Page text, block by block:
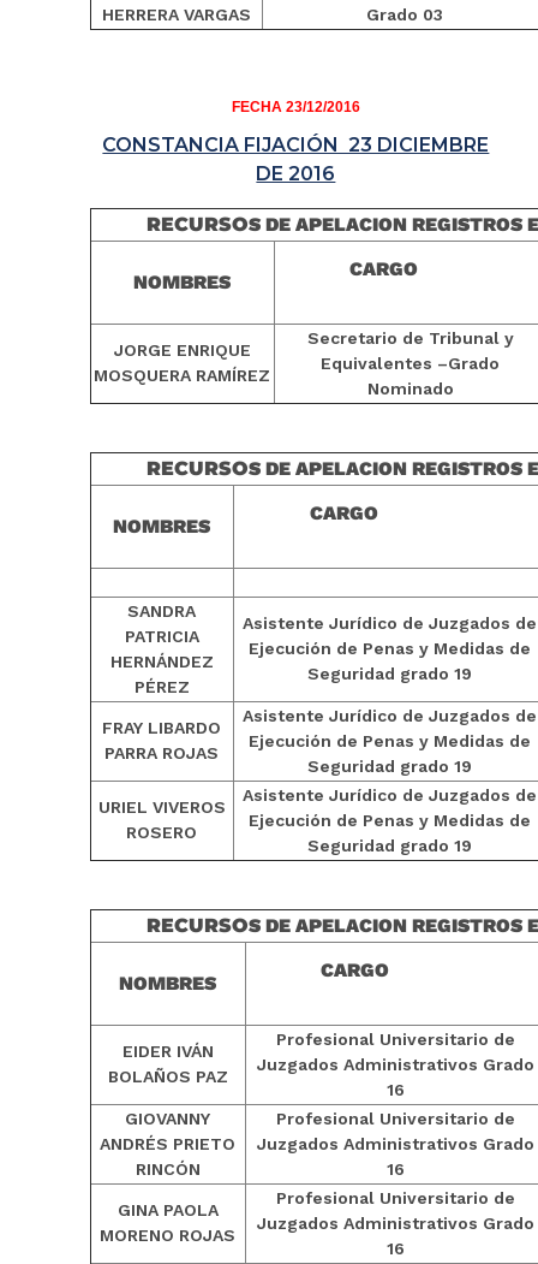
HERRERA VARGAS
Grado 03
FECHA 23/12/2016
CONSTANCIA FIJACIÓN 23 DICIEMBRE
DE 2016
RECURSOS DE APELACION REGISTROS
NOMBRES
CARGO
JORGE ENRIQUE
MOSQUERA RAMÍREZ
Secretario de Tribunal y
Equivalentes –Grado
Nominado
RECURSOS DE APELACION REGISTROS
NOMBRES
CARGO
SANDRA
PATRICIA
HERNÁNDEZ
PÉREZ
Asistente Jurídico de Juzgados de
Ejecución de Penas y Medidas de
Seguridad grado 19
FRAY LIBARDO
PARRA ROJAS
Asistente Jurídico de Juzgados de
Ejecución de Penas y Medidas de
Seguridad grado 19
URIEL VIVEROS
ROSERO
Asistente Jurídico de Juzgados de
Ejecución de Penas y Medidas de
Seguridad grado 19
RECURSOS DE APELACION REGISTROS
NOMBRES
CARGO
EIDER IVÁN
BOLAÑOS PAZ
Profesional Universitario de
Juzgados Administrativos Grado
16
GIOVANNY
ANDRÉS PRIETO
RINCÓN
Profesional Universitario de
Juzgados Administrativos Grado
16
GINA PAOLA
MORENO ROJAS
Profesional Universitario de
Juzgados Administrativos Grado
16